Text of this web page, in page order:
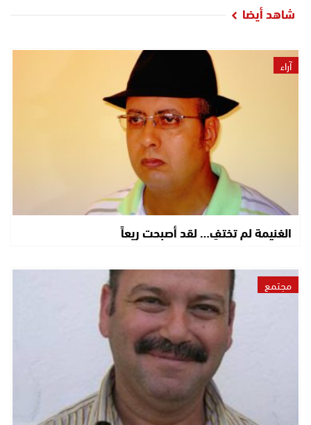
شاهد أيضا
آراء
الغنيمة لم تختفِ… لقد أصبحت ريعاً
مجتمع